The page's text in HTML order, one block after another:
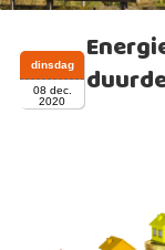
dinsdag
08 dec.
2020